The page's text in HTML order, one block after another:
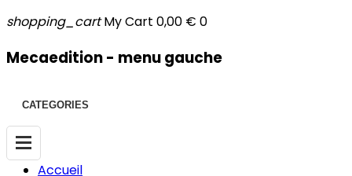
shopping_cart My Cart 0,00 € 0
Mecaedition - menu gauche
CATEGORIES
Accueil